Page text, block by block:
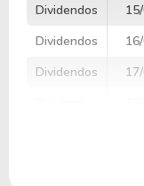
Dividendos
Dividendos
Dividendos